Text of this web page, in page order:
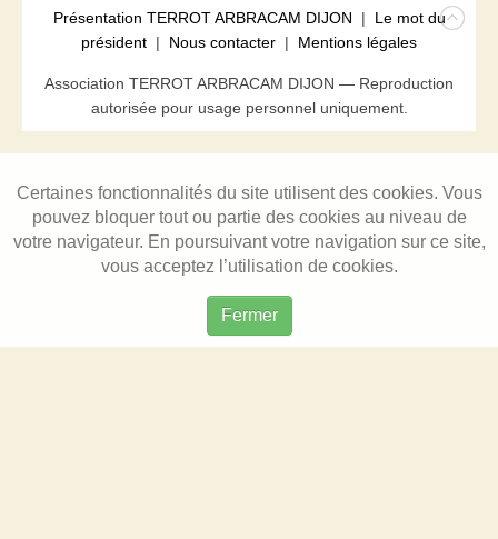
Présentation TERROT ARBRACAM DIJON | Le mot du
président | Nous contacter | Mentions légales
Association TERROT ARBRACAM DIJON — Reproduction
autorisée pour usage personnel uniquement.
Certaines fonctionnalités du site utilisent des cookies. Vous
pouvez bloquer tout ou partie des cookies au niveau de
votre navigateur. En poursuivant votre navigation sur ce site,
vous acceptez l’utilisation de cookies.
Fermer